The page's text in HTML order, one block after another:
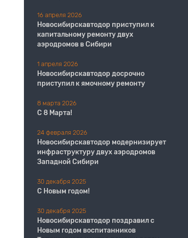
16 апреля 2026
Новосибирскавтодор приступил к
капитальному ремонту двух
аэродромов в Сибири
1 апреля 2026
Новосибирскавтодор досрочно
приступил к ямочному ремонту
8 марта 2026
С 8 Марта!
24 февраля 2026
Новосибирскавтодор модернизирует
инфраструктуру двух аэродромов
Западной Сибири
30 декабря 2025
С Новым годом!
30 декабря 2025
Новосибирскавтодор поздравил с
Новым годом воспитанников